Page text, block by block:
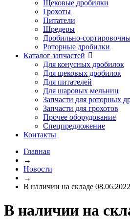
Щековые дробилки
Грохоты
Питатели
Шредеры
Дробильно-
Роторные дробилки
Каталог запчастей
Для конусных дробилок
Для щековых дробилок
Для питателей
Для шаровых мельниц
Запчасти для роторных
Запчасти для грохотов
Прочее оборудование
Спецпредложение
Контакты
Главная
→
Новости
→
В наличии на складе 08.06.2022
В наличии на